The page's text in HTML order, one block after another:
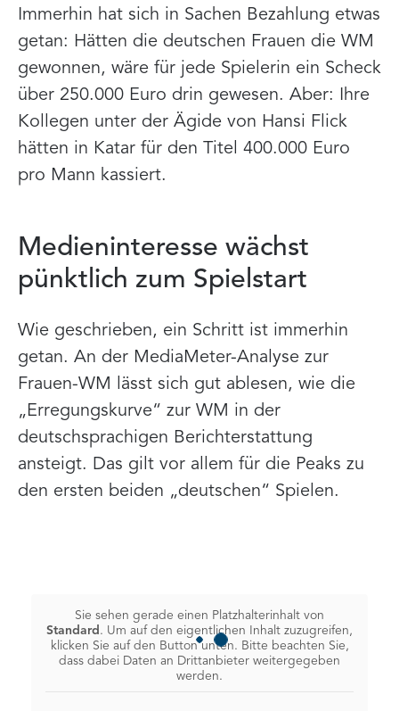
Immerhin hat sich in Sachen Bezahlung etwas
getan: Hätten die deutschen Frauen die WM
gewonnen, wäre für jede Spielerin ein Scheck
über 250.000 Euro drin gewesen. Aber: Ihre
Kollegen unter der Ägide von Hansi Flick
hätten in Katar für den Titel 400.000 Euro
pro Mann kassiert.
Medieninteresse wächst
pünktlich zum Spielstart
Wie geschrieben, ein Schritt ist immerhin
getan. An der MediaMeter-Analyse zur
Frauen-WM lässt sich gut ablesen, wie die
„Erregungskurve“ zur WM in der
deutschsprachigen Berichterstattung
ansteigt. Das gilt vor allem für die Peaks zu
den ersten beiden „deutschen“ Spielen.
Sie sehen gerade einen Platzhalterinhalt von
Standard . Um auf den eigentlichen Inhalt zuzugreifen,
klicken Sie auf den Button unten. Bitte beachten Sie,
dass dabei Daten an Drittanbieter weitergegeben
werden.